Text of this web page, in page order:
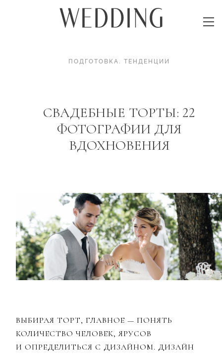
ПОДГОТОВКА. ТЕНДЕНЦИИ
СВАДЕБНЫЕ ТОРТЫ: 22
ФОТОГРАФИИ ДЛЯ
ВДОХНОВЕНИЯ
ВЫБИРАЯ ТОРТ, ГЛАВНОЕ — ПОНЯТЬ
КОЛИЧЕСТВО ЧЕЛОВЕК, ЯРУСОВ
И ОПРЕДЕЛИТЬСЯ С ДИЗАЙНОМ. ДИЗАЙН